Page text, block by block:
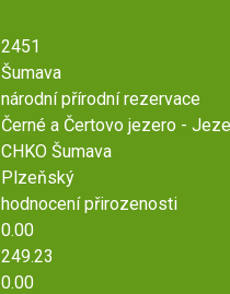
2451
Šumava
národní přírodní rezervace
Černé a Čertovo jezero -
CHKO Šumava
Plzeňský
hodnocení přirozenosti
0.00
249.23
0.00